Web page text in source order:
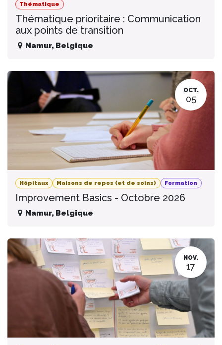
Thématique
Thématique prioritaire : Communication
aux points de transition
Namur, Belgique
OCT.
05
Hôpitaux Maisons de repos (et de soins) Formation
Improvement Basics - Octobre 2026
Namur, Belgique
NOV.
17